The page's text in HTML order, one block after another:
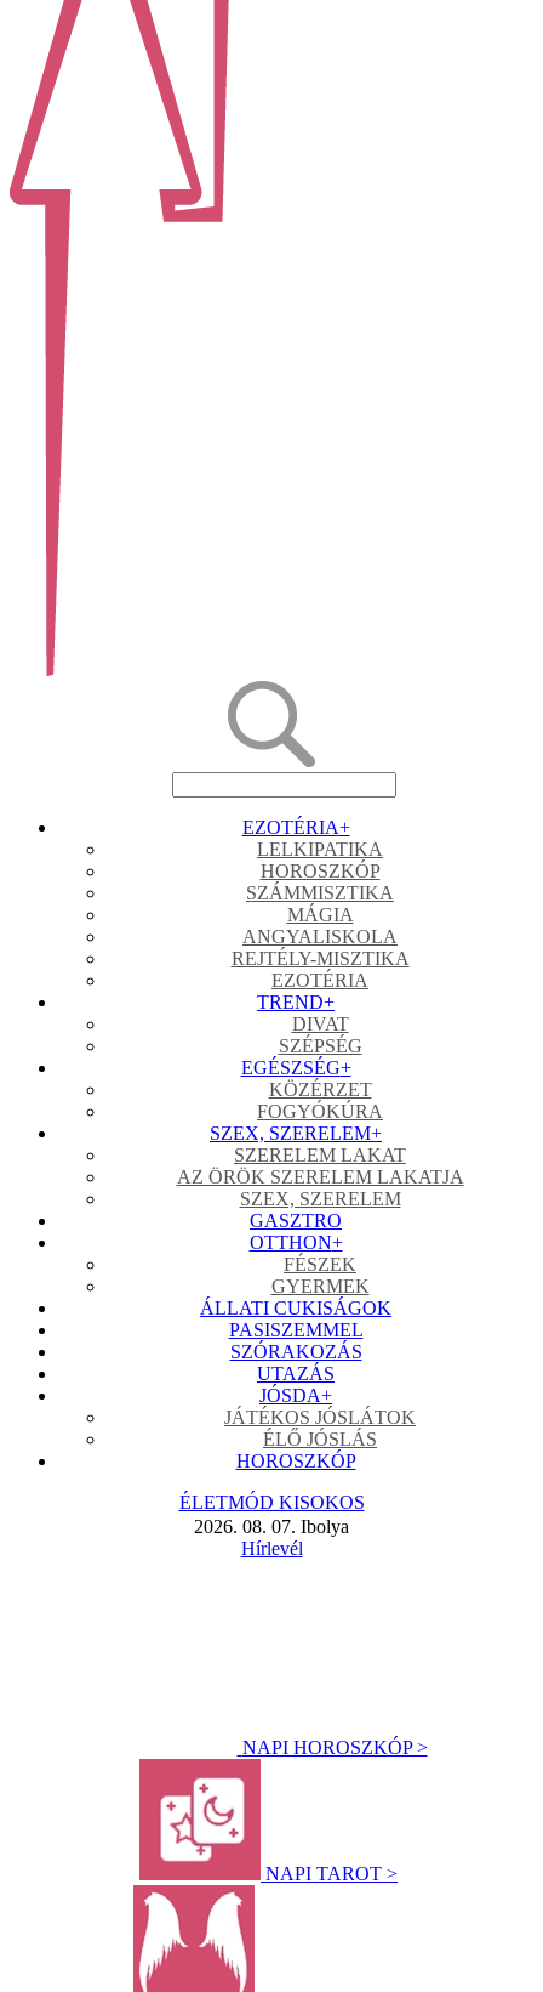
EZOTÉRIA+
LELKIPATIKA
HOROSZKÓP
SZÁMMISZTIKA
MÁGIA
ANGYALISKOLA
REJTÉLY-MISZTIKA
EZOTÉRIA
TREND+
DIVAT
SZÉPSÉG
EGÉSZSÉG+
KÖZÉRZET
FOGYÓKÚRA
SZEX, SZERELEM+
SZERELEM LAKAT
AZ ÖRÖK SZERELEM LAKATJA
SZEX, SZERELEM
GASZTRO
OTTHON+
FÉSZEK
GYERMEK
ÁLLATI CUKISÁGOK
PASISZEMMEL
SZÓRAKOZÁS
UTAZÁS
JÓSDA+
JÁTÉKOS JÓSLÁTOK
ÉLŐ JÓSLÁS
HOROSZKÓP
ÉLETMÓD KISOKOS
2026. 08. 07. Ibolya
Hírlevél
NAPI HOROSZKÓP >
NAPI TAROT >